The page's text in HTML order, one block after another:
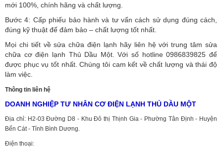
mới 100%, chính hãng và chất lượng.
Bước 4: Cấp phiếu bảo hành và tư vấn cách sử dụng đúng cách,
đúng kỹ thuật để đảm bảo – chất lượng tốt nhất.
Mọi chi tiết về sửa chữa điện lạnh hãy liên hệ với trung tâm sửa
chữa cơ điện lạnh Thủ Dầu Một. Với số hotline 0986839825 để
được phục vụ tốt nhất. Chúng tôi cam kết về chất lượng và thái độ
làm việc.
Thông tin liên hệ
DOANH NGHIỆP TƯ NHÂN CƠ ĐIỆN LẠNH THỦ DẦU MỘT
Địa chỉ: H2-03 Đường D8 - Khu Đô thị Thịnh Gia - Phường Tân Định - Huyện
Bến Cát - Tỉnh Bình Dương.
Điện thoại: